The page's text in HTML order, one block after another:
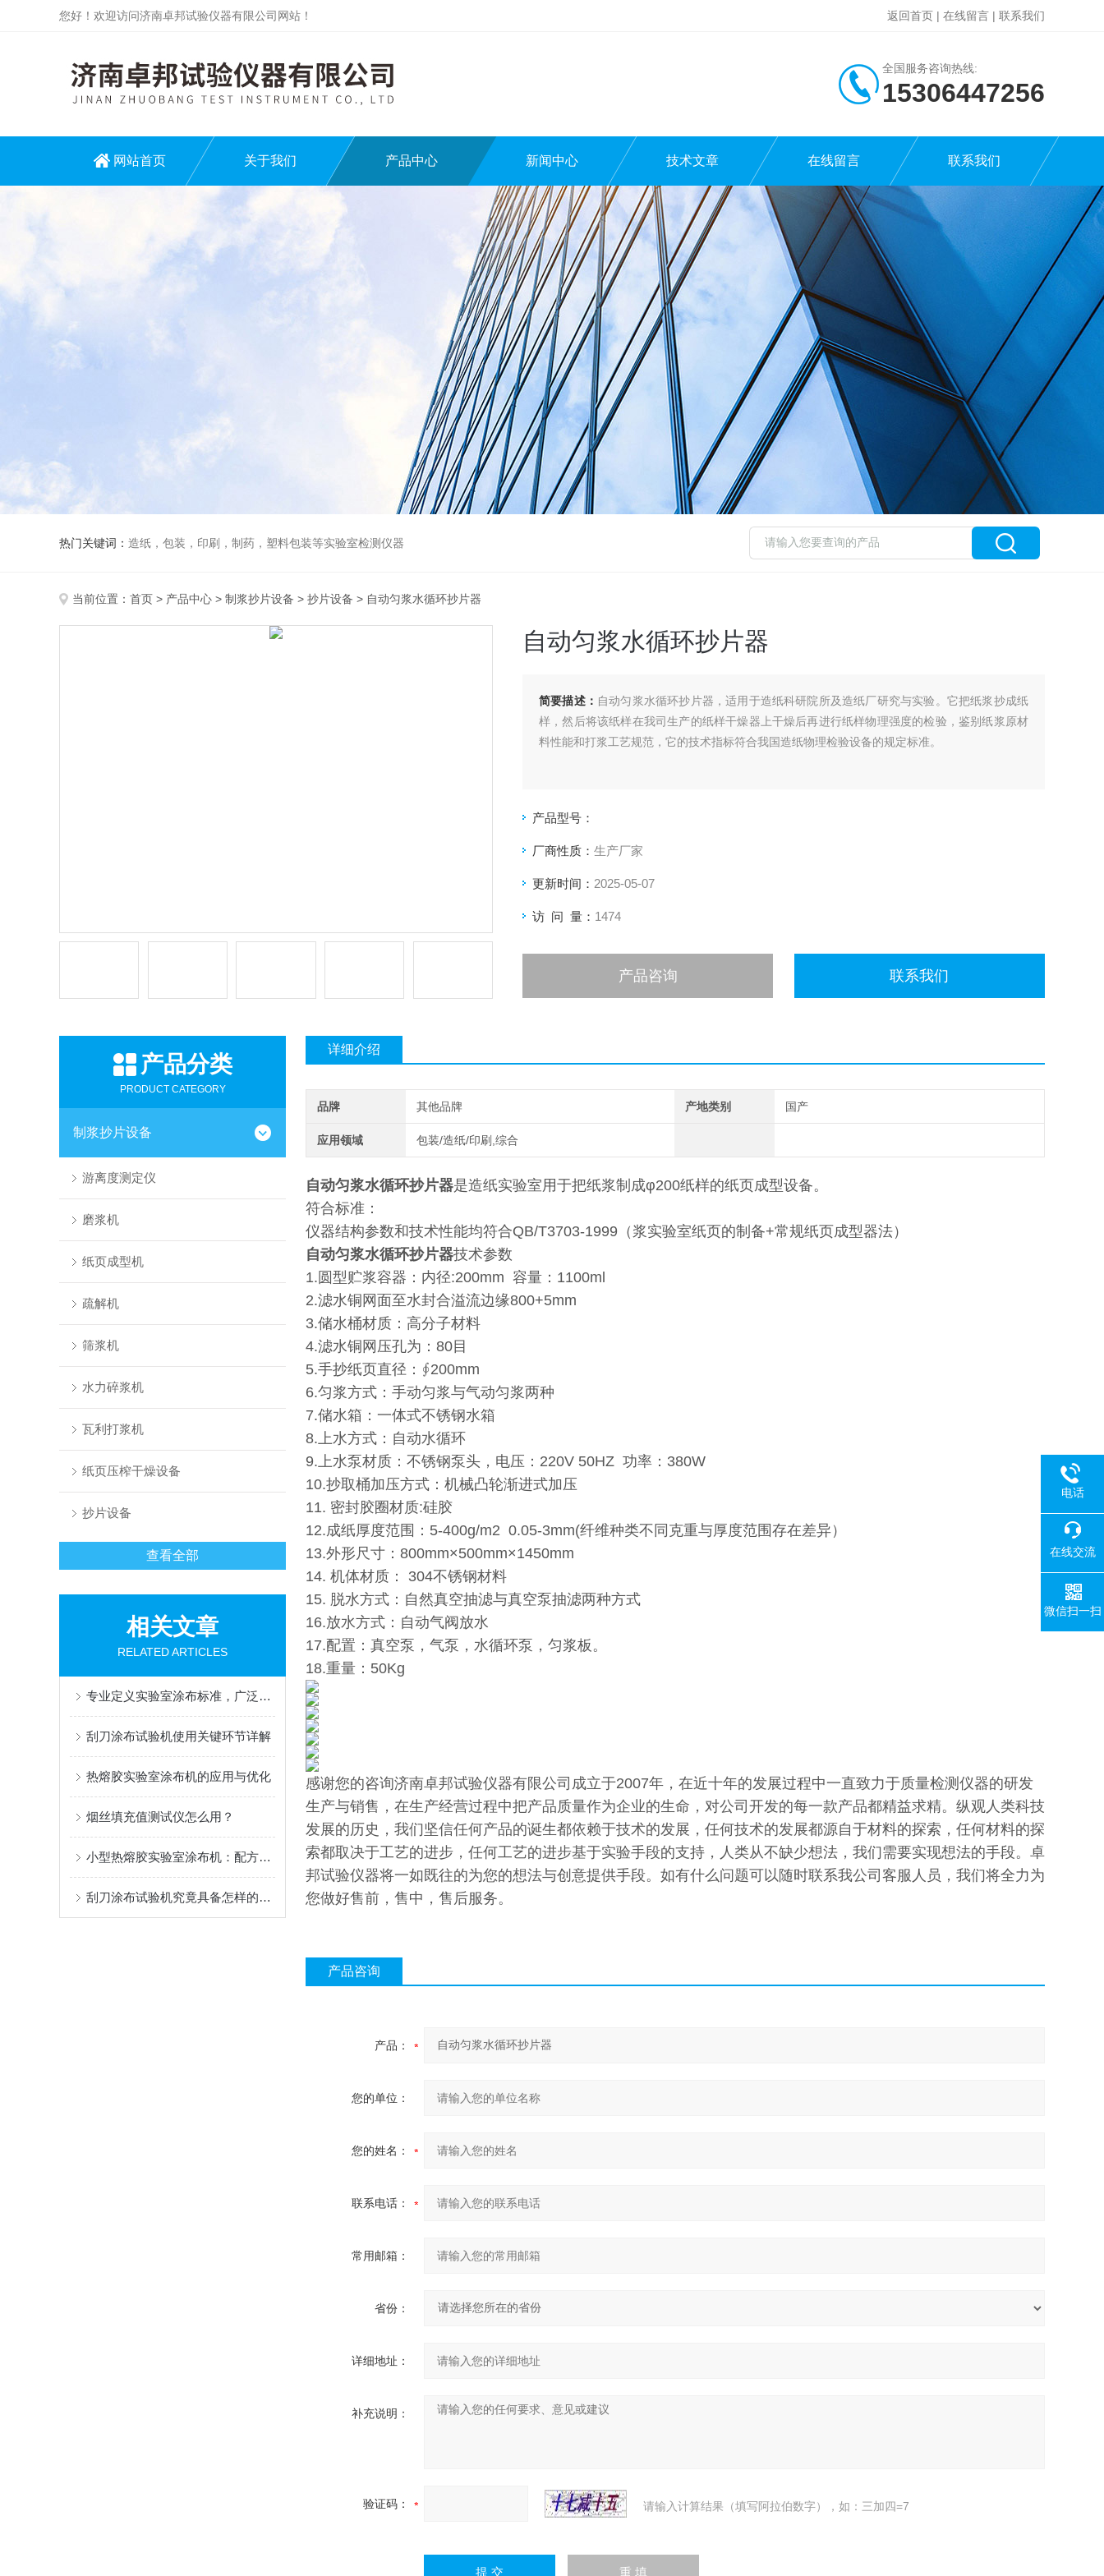
您好！欢迎访问济南卓邦试验仪器有限公司网站！ 返回首页 | 在线留言 | 联系我们
全国服务咨询热线:
15306447256
网站首页 关于我们 产品中心 新闻中心 技术文章 在线留言 联系我们
热门关键词： 造纸，包装，印刷，制药，塑料包装等实验室检测仪器
当前位置： 首页 > 产品中心 > 制浆抄片设备 > 抄片设备 > 自动匀浆水循环抄片器
自动匀浆水循环抄片器
简要描述： 自动匀浆水循环抄片器，适用于造纸科研院所及造纸厂研究与实验。它把纸浆抄成纸
样，然后将该纸样在我司生产的纸样干燥器上干燥后再进行纸样物理强度的检验，鉴别纸浆原材
料性能和打浆工艺规范，它的技术指标符合我国造纸物理检验设备的规定标准。
产品型号：
厂商性质： 生产厂家
更新时间： 2025-05-07
访 问 量： 1474
产品咨询 联系我们
产品分类
PRODUCT CATEGORY
制浆抄片设备
游离度测定仪
磨浆机
纸页成型机
疏解机
筛浆机
水力碎浆机
瓦利打浆机
纸页压榨干燥设备
抄片设备
查看全部
相关文章
RELATED ARTICLES
专业定义实验室涂布标准，广泛赋能材料创新研发
刮刀涂布试验机使用关键环节详解
热熔胶实验室涂布机的应用与优化
烟丝填充值测试仪怎么用？
小型热熔胶实验室涂布机：配方筛选与样品制备的快捷工具
刮刀涂布试验机究竟具备怎样的结构特点？
详细介绍
品牌 其他品牌 产地类别 国产
应用领域 包装/造纸/印刷,综合
自动匀浆水循环抄片器是造纸实验室用于把纸浆制成φ200纸样的纸页成型设备。
符合标准：
仪器结构参数和技术性能均符合QB/T3703-1999（浆实验室纸页的制备+常规纸页成型器法）
自动匀浆水循环抄片器技术参数
1.圆型贮浆容器：内径:200mm 容量：1100ml
2.滤水铜网面至水封合溢流边缘800+5mm
3.储水桶材质：高分子材料
4.滤水铜网压孔为：80目
5.手抄纸页直径：∮200mm
6.匀浆方式：手动匀浆与气动匀浆两种
7.储水箱：一体式不锈钢水箱
8.上水方式：自动水循环
9.上水泵材质：不锈钢泵头，电压：220V 50HZ 功率：380W
10.抄取桶加压方式：机械凸轮渐进式加压
11. 密封胶圈材质:硅胶
12.成纸厚度范围：5-400g/m2 0.05-3mm(纤维种类不同克重与厚度范围存在差异）
13.外形尺寸：800mm×500mm×1450mm
14. 机体材质： 304不锈钢材料
15. 脱水方式：自然真空抽滤与真空泵抽滤两种方式
16.放水方式：自动气阀放水
17.配置：真空泵，气泵，水循环泵，匀浆板。
18.重量：50Kg
感谢您的咨询济南卓邦试验仪器有限公司成立于2007年，在近十年的发展过程中一直致力于质量检测仪器的研发
生产与销售，在生产经营过程中把产品质量作为企业的生命，对公司开发的每一款产品都精益求精。纵观人类科技
发展的历史，我们坚信任何产品的诞生都依赖于技术的发展，任何技术的发展都源自于材料的探索，任何材料的探
索都取决于工艺的进步，任何工艺的进步基于实验手段的支持，人类从不缺少想法，我们需要实现想法的手段。卓
邦试验仪器将一如既往的为您的想法与创意提供手段。如有什么问题可以随时联系我公司客服人员，我们将全力为
您做好售前，售中，售后服务。
产品咨询
产品：
您的单位：
您的姓名：
联系电话：
常用邮箱：
省份：
详细地址：
补充说明：
验证码： 请输入计算结果（填写阿拉伯数字），如：三加四=7
电话
在线交流
微信扫一扫